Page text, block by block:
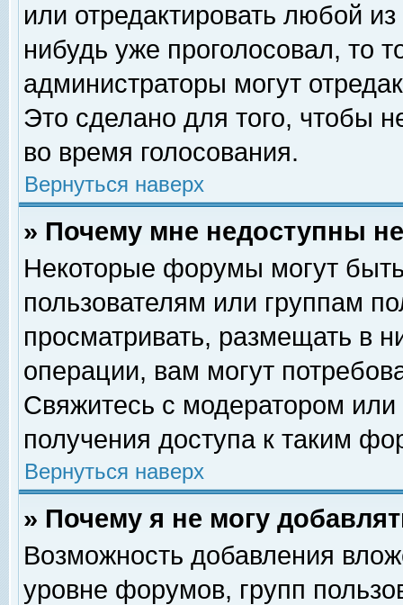
или отредактировать любой
нибудь уже проголосовал, то
администраторы могут
Это сделано для того, чтобы
во время голосования.
Вернуться наверх
» Почему мне недоступны
Некоторые форумы могут
пользователям или группам
просматривать, размещать в
операции, вам могут
Свяжитесь с модератором
получения доступа к таким
Вернуться наверх
» Почему я не могу
Возможность добавления
уровне форумов, групп